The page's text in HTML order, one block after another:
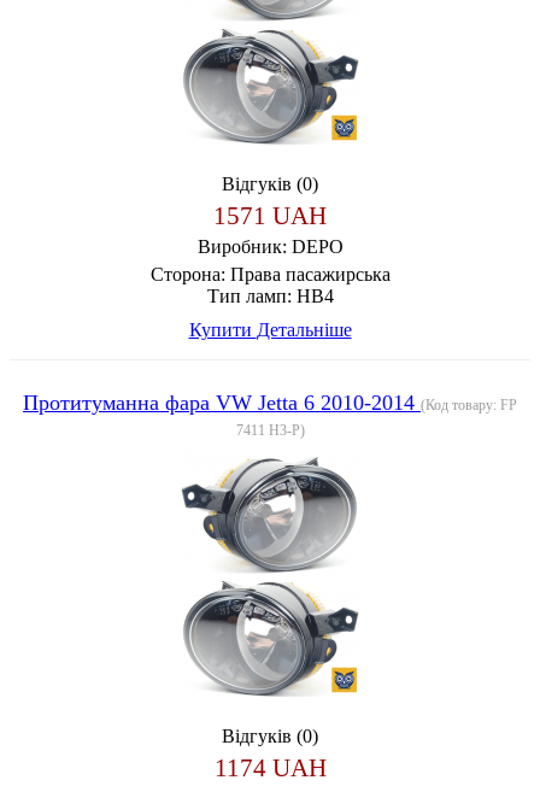
Відгуків (0)
1571 UAH
Виробник: DEPO
Сторона: Права пасажирська
Тип ламп: HB4
Купити Детальніше
Протитуманна фара VW Jetta 6 2010-2014 (Код товару: FP
7411 H3-P)
Відгуків (0)
1174 UAH